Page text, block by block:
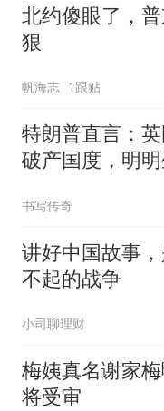
北约傻眼了，
狠
帆海志 1跟贴
特朗普直言：
破产国度，明
书写传奇
讲好中国故事
不起的战争
小司聊理财
梅姨真名谢家
将受审